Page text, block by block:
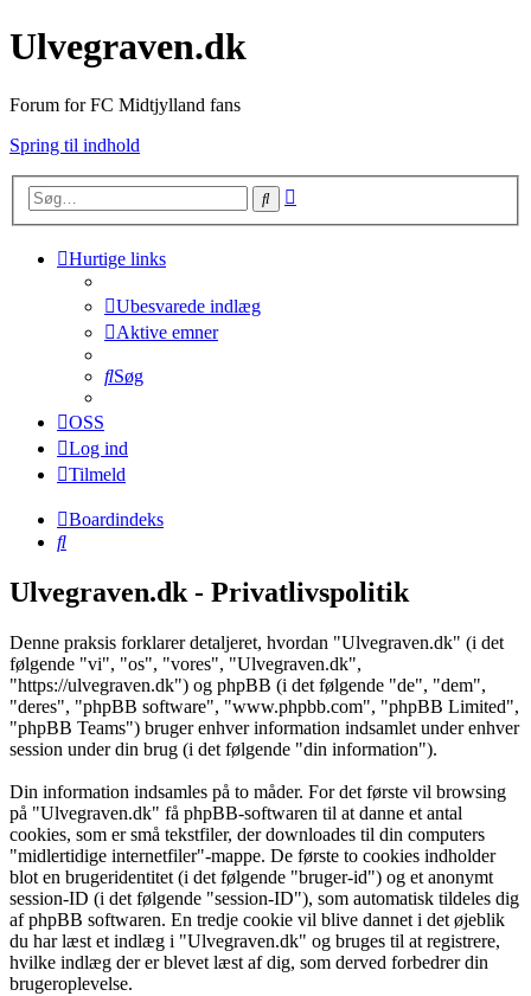
Ulvegraven.dk
Forum for FC Midtjylland fans
Spring til indhold
Søg
Hurtige links
Ubesvarede indlæg
Aktive emner
Søg
OSS
Log ind
Tilmeld
Boardindeks
Søg
Ulvegraven.dk - Privatlivspolitik
Denne praksis forklarer detaljeret, hvordan "Ulvegraven.dk" (i det
følgende "vi", "os", "vores", "Ulvegraven.dk",
"https://ulvegraven.dk") og phpBB (i det følgende "de", "dem",
"deres", "phpBB software", "www.phpbb.com", "phpBB Limited",
"phpBB Teams") bruger enhver information indsamlet under enhver
session under din brug (i det følgende "din information").
Din information indsamles på to måder. For det første vil browsing
på "Ulvegraven.dk" få phpBB-softwaren til at danne et antal
cookies, som er små tekstfiler, der downloades til din computers
"midlertidige internetfiler"-mappe. De første to cookies indholder
blot en brugeridentitet (i det følgende "bruger-id") og et anonymt
session-ID (i det følgende "session-ID"), som automatisk tildeles dig
af phpBB softwaren. En tredje cookie vil blive dannet i det øjeblik
du har læst et indlæg i "Ulvegraven.dk" og bruges til at registrere,
hvilke indlæg der er blevet læst af dig, som derved forbedrer din
brugeroplevelse.